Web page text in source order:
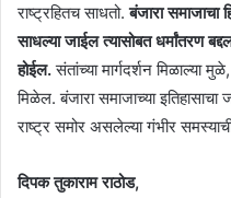
राष्ट्रहितच साधतो.बंजारा समाजाचा
साधल्या जाईल त्यासोबत धर्मांतरण
होईल.संतांच्या मार्गदर्शन मिळाल्या
मिळेल. बंजारा समाजाच्या इतिहासाचा
राष्ट्र समोर असलेल्या गंभीर
दिपक तुकाराम राठोड,